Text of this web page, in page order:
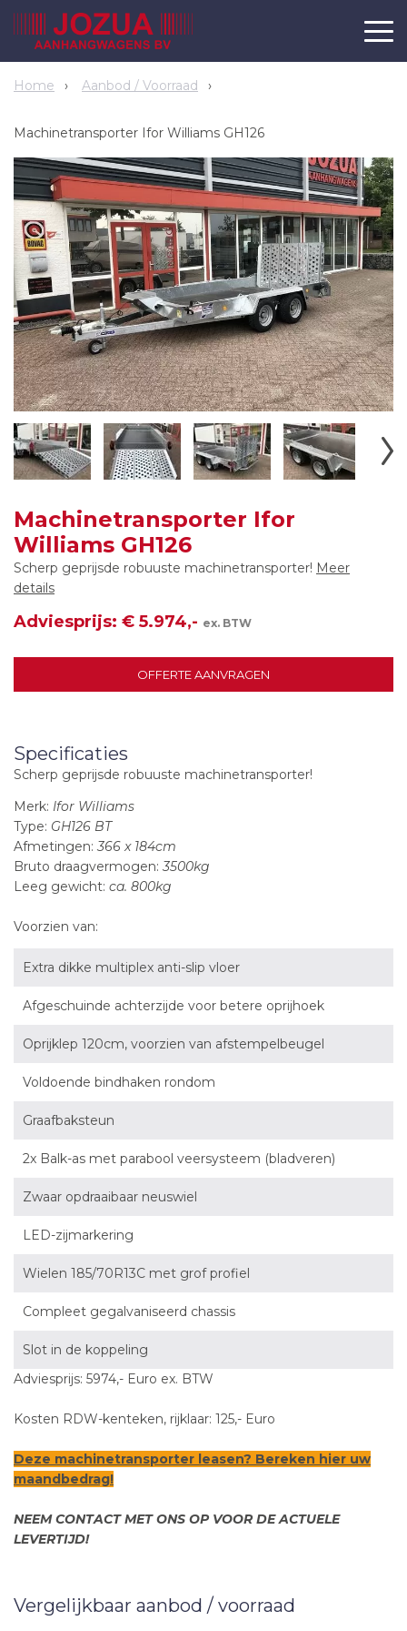
Home Aanbod / Voorraad
Machinetransporter Ifor Williams GH126
Machinetransporter Ifor
Williams GH126
Scherp geprijsde robuuste machinetransporter! Meer
details
Adviesprijs: € 5.974,- ex. BTW
OFFERTE AANVRAGEN
Specificaties
Scherp geprijsde robuuste machinetransporter!
Merk: Ifor Williams
Type: GH126 BT
Afmetingen: 366 x 184cm
Bruto draagvermogen: 3500kg
Leeg gewicht: ca. 800kg
Voorzien van:
Extra dikke multiplex anti-slip vloer
Afgeschuinde achterzijde voor betere oprijhoek
Oprijklep 120cm, voorzien van afstempelbeugel
Voldoende bindhaken rondom
Graafbaksteun
2x Balk-as met parabool veersysteem (bladveren)
Zwaar opdraaibaar neuswiel
LED-zijmarkering
Wielen 185/70R13C met grof profiel
Compleet gegalvaniseerd chassis
Slot in de koppeling
Adviesprijs: 5974,- Euro ex. BTW
Kosten RDW-kenteken, rijklaar: 125,- Euro
Deze machinetransporter leasen? Bereken hier uw
maandbedrag!
NEEM CONTACT MET ONS OP VOOR DE ACTUELE
LEVERTIJD!
Vergelijkbaar aanbod / voorraad